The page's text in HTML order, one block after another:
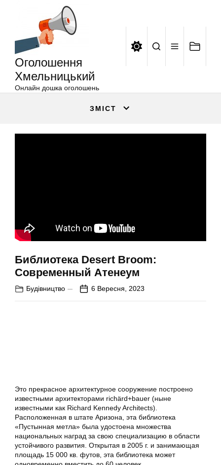
Оголошення
Хмельницький
Онлайн дошка оголошень
ЗМІСТ
Библиотека Desert Broom:
Современный Атенеум
Будівництво 6 Вересня, 2023
Это прекрасное архитектурное сооружение построено
известными архитекторами richärd+bauer (ныне
известными как Richard Kennedy Architects).
Расположенная в штате Аризона, эта библиотека
«Пустынная метла» была удостоена множества
национальных наград за свою специализацию в области
устойчивого развития. Открытая в 2005 г. и занимающая
площадь 15 000 кв. футов, эта библиотека может